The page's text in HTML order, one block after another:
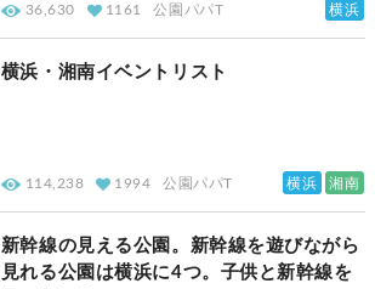
36,630 1161 公園パパT 横浜
横浜・湘南イベントリスト
114,238 1994 公園パパT 横浜 湘南
新幹線の見える公園。新幹線を遊びながら
見れる公園は横浜に4つ。子供と新幹線を